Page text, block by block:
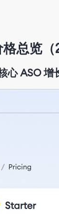
总览
心 ASO 增